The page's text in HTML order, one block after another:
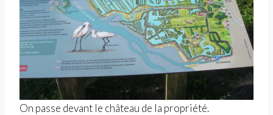
On passe devant le château de la propriété.